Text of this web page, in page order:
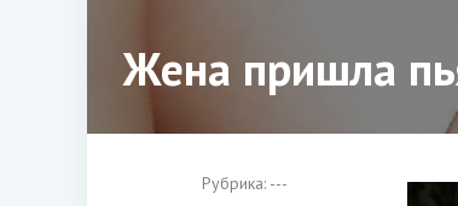
Жена пришла
Рубрика: ---